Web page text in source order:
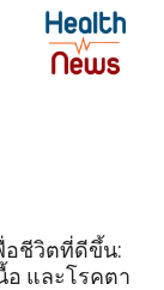
อชีวิตที่ดีขึ้น:
อ และโรคตา